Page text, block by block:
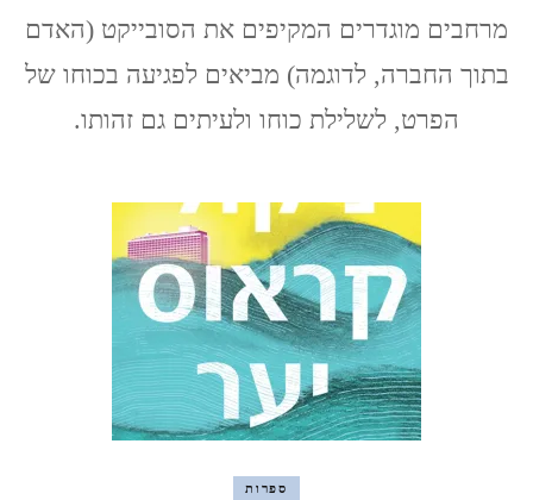
מרחבים מוגדרים המקיפים את הסובייקט (האדם
בתוך החברה, לדוגמה) מביאים לפגיעה בכוחו של
הפרט, לשלילת כוחו ולעיתים גם זהותו.
ספרות